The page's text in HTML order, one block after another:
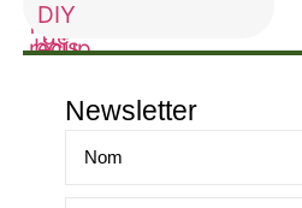
Newsletter